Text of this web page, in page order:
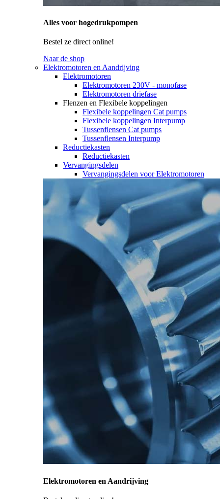
Alles voor hogedrukpompen
Bestel ze direct online!
Naar de shop
Elektromotoren en Aandrijving
Elektromotoren
Elektromotoren 230V - monofase
Elektromotoren driefase
Flenzen en Flexibele koppelingen
Flexibele koppelingen Cat pumps
Flexibele koppelingen Interpump
Tussenflensen Cat pumps
Tussenflensen Interpump
Reductiekasten
Reductiekasten
Vervangingsdelen
Vervangingsdelen voor Elektromotoren
Elektromotoren en Aandrijving